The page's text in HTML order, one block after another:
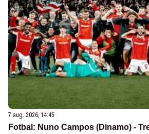
7 aug. 2026, 14:45
Fotbal: Nuno Campos (Dinamo) -